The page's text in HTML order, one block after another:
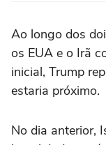
Ao longo dos
os EUA e o Irã
inicial, Trump
estaria próximo.
No dia anterior,